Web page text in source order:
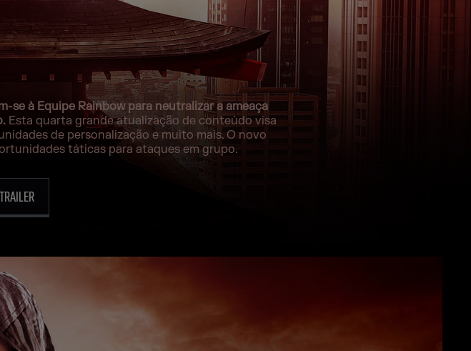
se à Equipe Rainbow para neutralizar a ameaça
Esta quarta grande atualização de conteúdo visa
de personalização e muito mais. O novo
táticas para ataques em grupo.